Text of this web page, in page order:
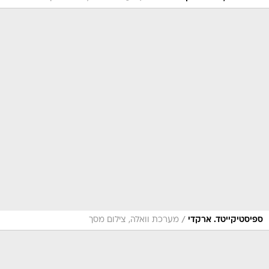
ספיסטיקייטד. ארקדי / מערכת וואלה, צילום מסך